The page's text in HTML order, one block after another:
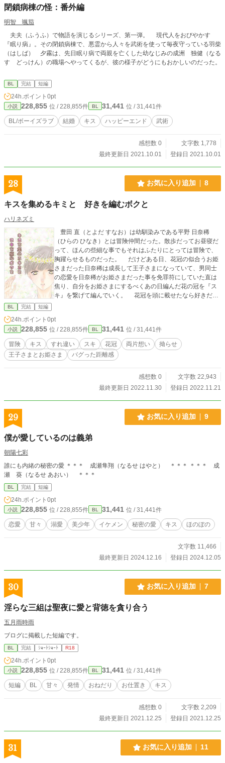
閉鎖病棟の怪：番外編
明智 颯茄
夫夫（ふうふ）で物語を演じるシリーズ、第一弾。 現代人をおびやかす
『眠り病』。その閉鎖病棟で、悪霊から人々を武術を使って毎夜守っている羽柴
（はしば） 夕霧は、先日眠り病で両親を亡くした幼なじみの成洲 独健（なる
す どっけん）の職場へやってくるが、彼の様子がどうにもおかしいのだった。
BL 完結 短編
24h.ポイント 0pt
小説 228,855 位 / 228,855件 BL 31,441 位 / 31,441件
BL/ボーイズラブ 結婚 キス ハッピーエンド 武術
感想数 0
文字数 1,778
最終更新日 2021.10.01
登録日 2021.10.01
28 お気に入り追加 8
キスを集めるキミと 好きを編むボクと
ハリネズミ
豊田 直（とよだ すなお）は幼馴染みである平野 日奈稀
（ひらの ひなき）とは冒険仲間だった。散歩だってお昼寝だ
って、ほんの些細な事でもそれはふたりにとっては冒険で、
胸躍らせるものだった。 だけどある日、花冠の似合うお姫
さまだった日奈稀は成長して王子さまになっていて、男同士
の恋愛を日奈稀がお姫さまだった事を免罪符にしていた直は
焦り、自分をお姫さまにするべくあの日編んだ花の冠を『ス
キ』を繋げて編んでいく。 花冠を頭に載せたなら好きだと
に軽く言ってしまう。直は自分の想いを踏みにじられた気が
してそれを拒否する。 それから日奈稀はまるで当てつけみ
たいに他の人からのキスを受けるようになるのだが―――
―。
BL 完結 短編
24h.ポイント 0pt
小説 228,855 位 / 228,855件 BL 31,441 位 / 31,441件
冒険 キス すれ違い スキ 花冠 両片想い
拗らせ
王子さまとお姫さま
バグった距離感
感想数 0
文字数 22,943
最終更新日 2022.11.30
登録日 2022.11.21
29 お気に入り追加 9
僕が愛しているのは義弟
朝陽七彩
誰にも内緒の秘密の愛 ＊＊＊ 成瀬隼翔（なるせ はやと） ＊＊＊ ＊＊＊ 成
瀬 葵（なるせ あおい） ＊＊＊
BL 完結 短編
24h.ポイント 0pt
小説 228,855 位 / 228,855件 BL 31,441 位 / 31,441件
恋愛 甘々 溺愛 美少年 イケメン 秘密の愛 キス ほのぼの
文字数 11,466
最終更新日 2024.12.16
登録日 2024.12.05
30 お気に入り追加 7
淫らな三組は聖夜に愛と背徳を貪り合う
五月雨時雨
ブログに掲載した短編です。
BL 完結 ｼｮｰﾄｼｮｰﾄ R18
24h.ポイント 0pt
小説 228,855 位 / 228,855件 BL 31,441 位 / 31,441件
短編 BL 甘々 発情 おねだり お仕置き キス
感想数 0
文字数 2,209
最終更新日 2021.12.25
登録日 2021.12.25
31 お気に入り追加 11